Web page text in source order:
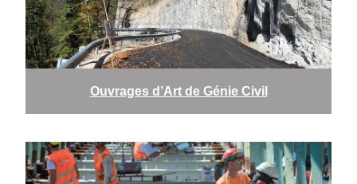
Ouvrages d’Art de Génie Civil